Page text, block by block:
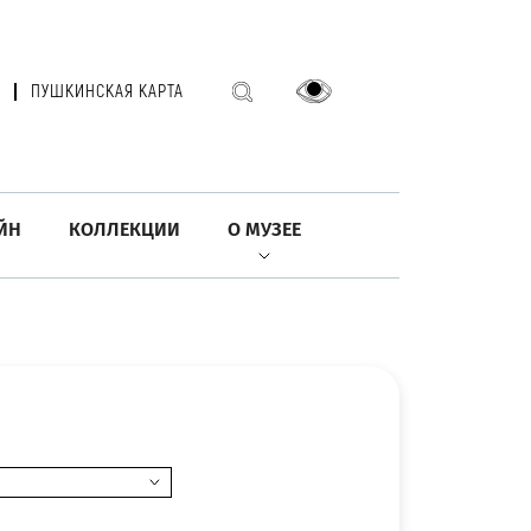
ПУШКИНСКАЯ КАРТА
КОЛЛЕКЦИИ О МУЗЕЕ